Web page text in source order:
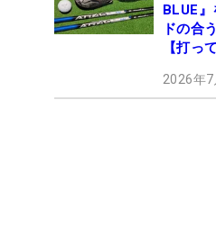
BLUE
ドの合
【打っ
2026年